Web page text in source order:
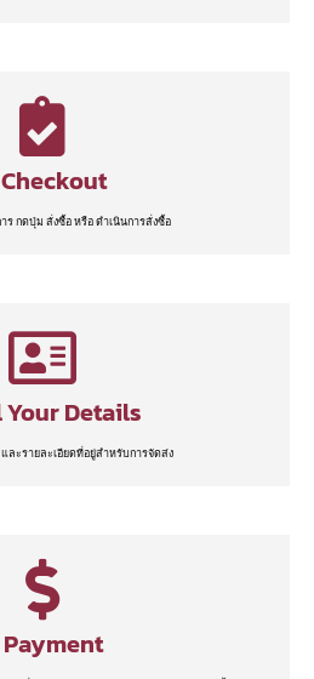
ร กดปุ่ม สั่งซื้อ หรือ ดำเนินการสั่งซื้อ
Your Details
ละรายละเอียดที่อยู่สำหรับการจัดส่ง
Payment